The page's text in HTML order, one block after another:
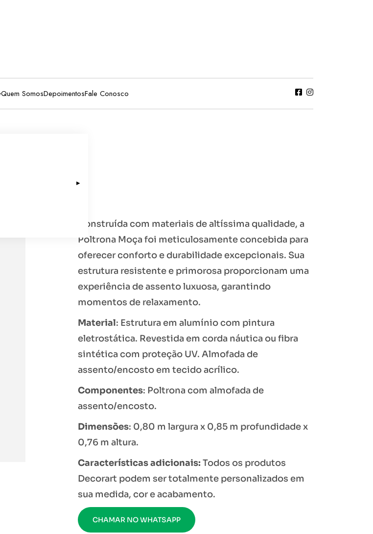
Quem SomosDepoimentosFale Conosco
Construída com materiais de altíssima qualidade, a
Poltrona Moça foi meticulosamente concebida para
oferecer conforto e durabilidade excepcionais. Sua
estrutura resistente e primorosa proporcionam uma
experiência de assento luxuosa, garantindo
momentos de relaxamento.
Material: Estrutura em alumínio com pintura
eletrostática. Revestida em corda náutica ou fibra
sintética com proteção UV. Almofada de
assento/encosto em tecido acrílico.
Componentes: Poltrona com almofada de
assento/encosto.
Dimensões: 0,80 m largura x 0,85 m profundidade x
0,76 m altura.
Características adicionais: Todos os produtos
Decorart podem ser totalmente personalizados em
sua medida, cor e acabamento.
CHAMAR NO WHATSAPP